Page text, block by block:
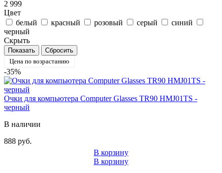
2 999
Цвет
белый
красный розовый серый
синий
черный
Скрыть
Цена по возрастанию
-35%
Очки для компьютера Computer Glasses TR90 HMJ01TS -
черный
В наличии
888 руб.
В корзину
В корзину